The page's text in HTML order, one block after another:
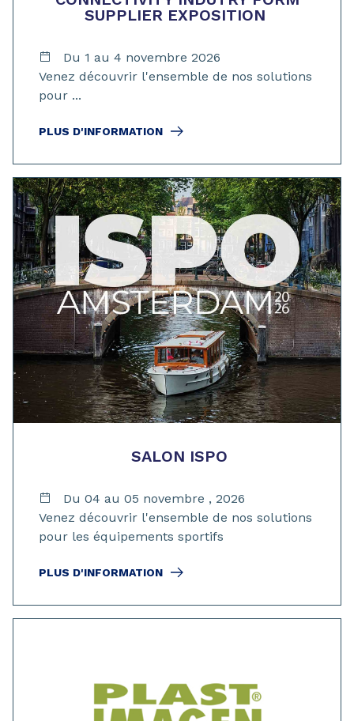
SUPPLIER EXPOSITION
Du 1 au 4 novembre 2026
Venez découvrir l'ensemble de nos solutions
pour ...
PLUS D'INFORMATION
SALON ISPO
Du 04 au 05 novembre , 2026
Venez découvrir l'ensemble de nos solutions
pour les équipements sportifs
PLUS D'INFORMATION